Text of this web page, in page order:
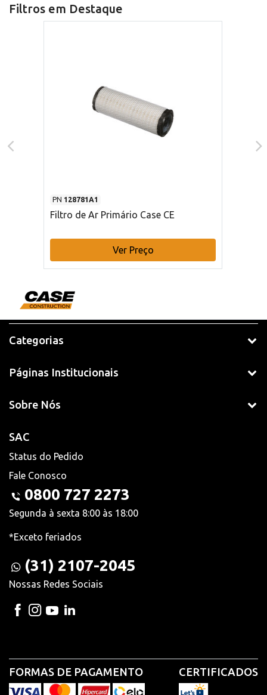
Filtros em Destaque
PN 128781A1
Filtro de Ar Primário Case CE
Ver Preço
Categorias
Páginas Institucionais
Sobre Nós
SAC
Status do Pedido
Fale Conosco
0800 727 2273
Segunda à sexta 8:00 às 18:00
*Exceto feriados
(31) 2107-2045
Nossas Redes Sociais
FORMAS DE PAGAMENTO CERTIFICADOS